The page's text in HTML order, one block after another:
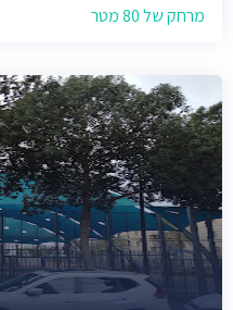
מרחק של 80 מטר